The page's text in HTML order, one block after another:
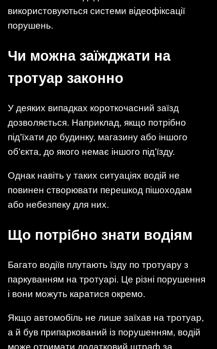
використовуються системи відеофіксації
порушень.
Чи можна заїжджати на
тротуар законно
У деяких випадках короткочасний заїзд
дозволяється. Наприклад, якщо потрібно
під’їхати до будинку, магазину або іншого
об’єкта, до якого немає іншого під’їзду.
Однак навіть у таких ситуаціях водій не
повинен створювати перешкод пішоходам
або небезпеку для них.
Що потрібно знати водіям
Багато водіїв плутають їзду по тротуару з
паркуванням на тротуарі. Це різні порушення
і вони можуть каратися окремо.
Якщо автомобіль не лише заїхав на тротуар,
а й був припаркований із порушенням, водій
може отримати додатковий штраф за